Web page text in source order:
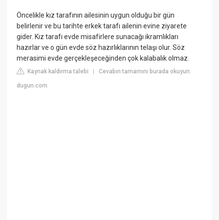
Öncelikle kız tarafının ailesinin uygun olduğu bir gün
belirlenir ve bu tarihte erkek tarafı ailenin evine ziyarete
gider. Kız tarafı evde misafirlere sunacağı ikramlıkları
hazırlar ve o gün evde söz hazırlıklarının telaşı olur. Söz
merasimi evde gerçekleşeceğinden çok kalabalık olmaz.
Kaynak kaldırma talebi |Cevabın tamamını burada okuyun:
dugun.com